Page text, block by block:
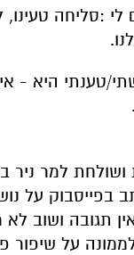
לי :סליחה
טענתי היא -
ושולחת למר ניר
בפייסבוק על
תגובה ושוב לא
על שיפור